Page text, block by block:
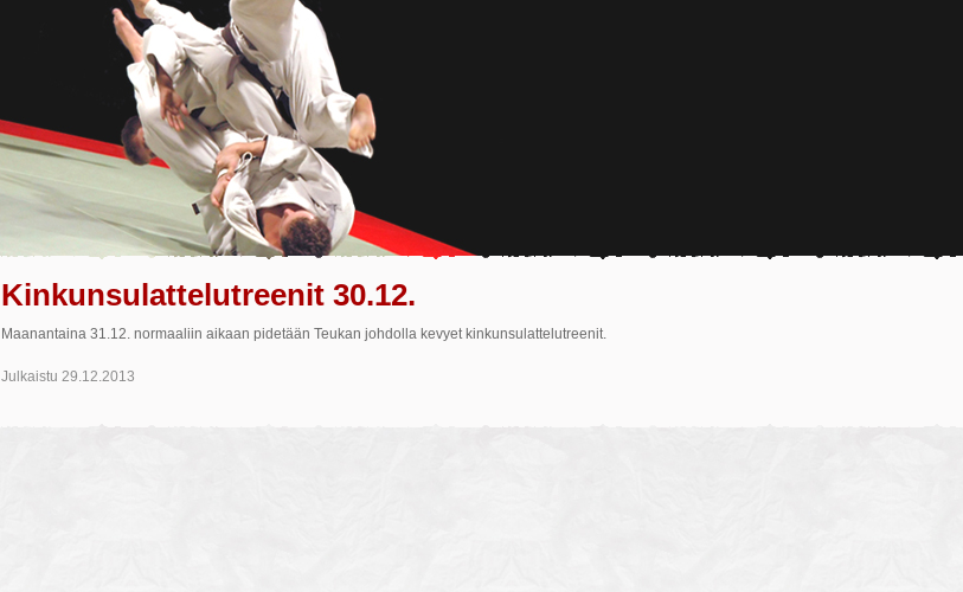
Kinkunsulattelutreenit 30.12.
Maanantaina 31.12. normaaliin aikaan pidetään Teukan johdolla kevyet kinkunsulattelutreenit.
Julkaistu 29.12.2013